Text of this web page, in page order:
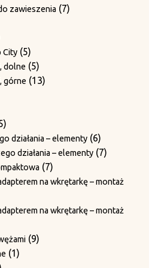
prowadzących
produktów
4343
produkty
1212
produktów
33
i nakrętki zabezpieczające
z blaszkami
11
produkt
i pierścienie ustalające 33
ustalającym
produkt
prowadzące 1111
igieł)
drutu 22
zawieszenia 77
City 55
produktów
dolne 55
produktów
górne 1313
45
produktów
działania – elementy 66
produktów
działania – elementy 77
77
produktów
na wkrętarkę – montaż
na wkrętarkę – montaż
99
11